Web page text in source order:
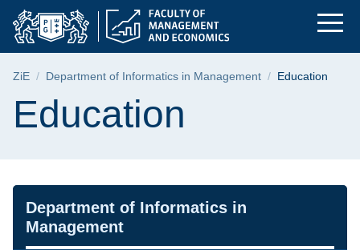
Skip
Skip
search
Skip
content
Education | Faculty
Breadcrumb
ZiE Department of Informatics in Management Education
Page content
Education
Navigation
Department of Informatics in
Management